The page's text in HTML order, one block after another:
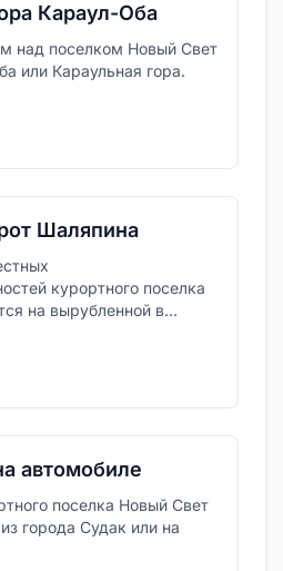
Караул-Оба
над поселком Новый Свет
или Караульная гора.
Шаляпина
курортного поселка
на вырубленной в
автомобиле
поселка Новый Свет
города Судак или на